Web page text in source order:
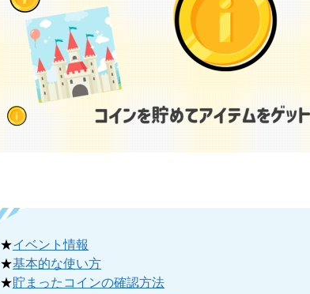
★イベント情報
★基本的な使い方
★貯まったコインの確認方法